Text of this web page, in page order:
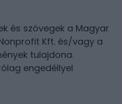
és szövegek a Magyar
Kft. és/vagy a
tulajdona.
engedéllyel